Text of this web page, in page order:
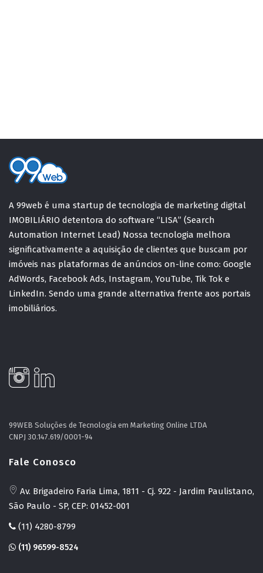
A 99web é uma startup de tecnologia de marketing digital
IMOBILIÁRIO detentora do software “LISA” (Search
Automation Internet Lead) Nossa tecnologia melhora
significativamente a aquisição de clientes que buscam por
imóveis nas plataformas de anúncios on-line como: Google
AdWords, Facebook Ads, Instagram, YouTube, Tik Tok e
LinkedIn. Sendo uma grande alternativa frente aos portais
imobiliários.
99WEB Soluções de Tecnologia em Marketing Online LTDA
CNPJ 30.147.619/0001-94
Fale Conosco
Av. Brigadeiro Faria Lima, 1811 - Cj. 922 - Jardim Paulistano,
São Paulo - SP, CEP: 01452-001
(11) 4280-8799
(11) 96599-8524